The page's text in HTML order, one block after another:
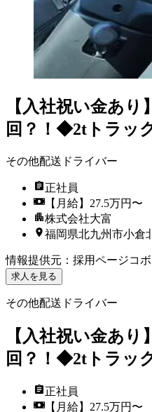
【入社祝い金あり
回？！◆2tトラッ
その他配送ドライバー
正社員
【月給】27.5万円〜
株式会社大富
福岡県北九州市小倉
情報提供元 ： 採用ページコボ
求人を見る
その他配送ドライバー
【入社祝い金あり
回？！◆2tトラッ
正社員
【月給】27.5万円〜